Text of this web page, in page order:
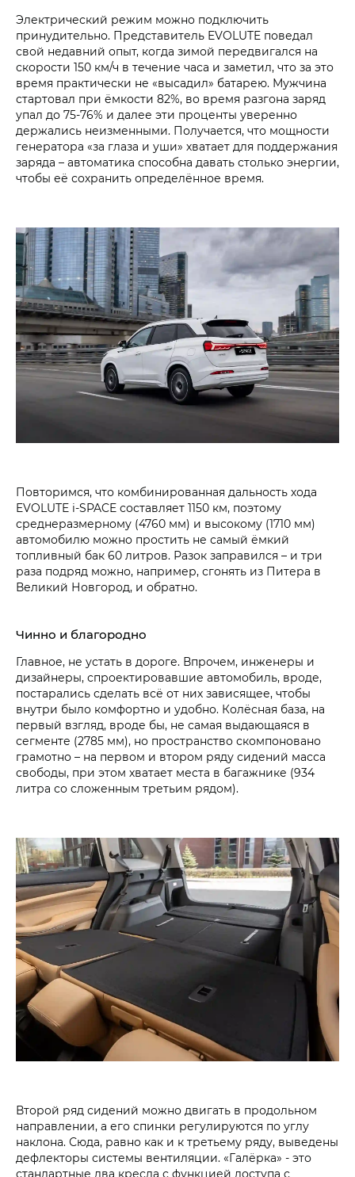
Электрический режим можно подключить
принудительно. Представитель EVOLUTE поведал
свой недавний опыт, когда зимой передвигался на
скорости 150 км/ч в течение часа и заметил, что за это
время практически не «высадил» батарею. Мужчина
стартовал при ёмкости 82%, во время разгона заряд
упал до 75-76% и далее эти проценты уверенно
держались неизменными. Получается, что мощности
генератора «за глаза и уши» хватает для поддержания
заряда – автоматика способна давать столько энергии,
чтобы её сохранить определённое время.
Повторимся, что комбинированная дальность хода
EVOLUTE i‑SPACE составляет 1150 км, поэтому
среднеразмерному (4760 мм) и высокому (1710 мм)
автомобилю можно простить не самый ёмкий
топливный бак 60 литров. Разок заправился – и три
раза подряд можно, например, сгонять из Питера в
Великий Новгород, и обратно.
Чинно и благородно
Главное, не устать в дороге. Впрочем, инженеры и
дизайнеры, спроектировавшие автомобиль, вроде,
постарались сделать всё от них зависящее, чтобы
внутри было комфортно и удобно. Колёсная база, на
первый взгляд, вроде бы, не самая выдающаяся в
сегменте (2785 мм), но пространство скомпоновано
грамотно – на первом и втором ряду сидений масса
свободы, при этом хватает места в багажнике (934
литра со сложенным третьим рядом).
Второй ряд сидений можно двигать в продольном
направлении, а его спинки регулируются по углу
наклона. Сюда, равно как и к третьему ряду, выведены
дефлекторы системы вентиляции. «Галёрка» - это
стандартные два кресла с функцией доступа с